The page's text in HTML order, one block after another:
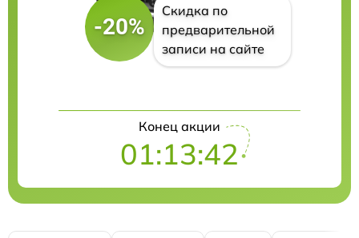
-20%
Скидка по
предварительной
записи на сайте
Конец акции
01:13:41